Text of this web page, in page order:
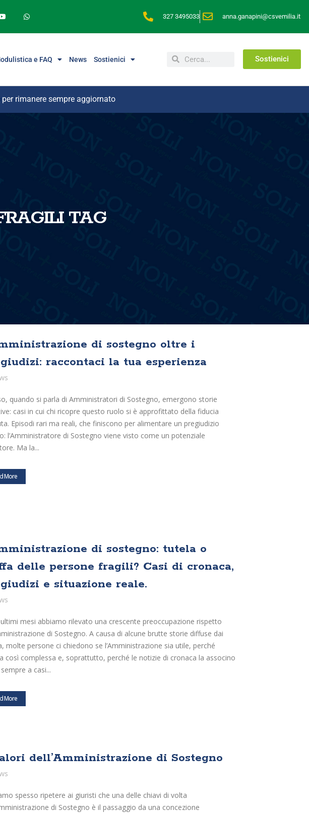
327 3495033 anna.ganapini@csvemilia.it
e FAQ News Sostienici Sostienici
rimanere sempre aggiornato
TAG
di sostegno oltre i
raccontaci la tua esperienza
quando si parla di Amministratori di Sostegno, emergono storie
casi in cui chi ricopre questo ruolo si è approfittato della fiducia
Episodi rari ma reali, che finiscono per alimentare un pregiudizio
l’Amministratore di Sostegno viene visto come un potenziale
Ma la...
More
di sostegno: tutela o
delle persone fragili? Casi di cronaca,
e situazione reale.
mesi abbiamo rilevato una crescente preoccupazione rispetto
di Sostegno. A causa di alcune brutte storie diffuse dai
molte persone ci chiedono se l’Amministrazione sia utile, perché
così complessa e, soprattutto, perché le notizie di cronaca la associno
a casi...
More
dell’Amministrazione di Sostegno
spesso ripetere ai giuristi che una delle chiavi di volta
di Sostegno è il passaggio da una concezione